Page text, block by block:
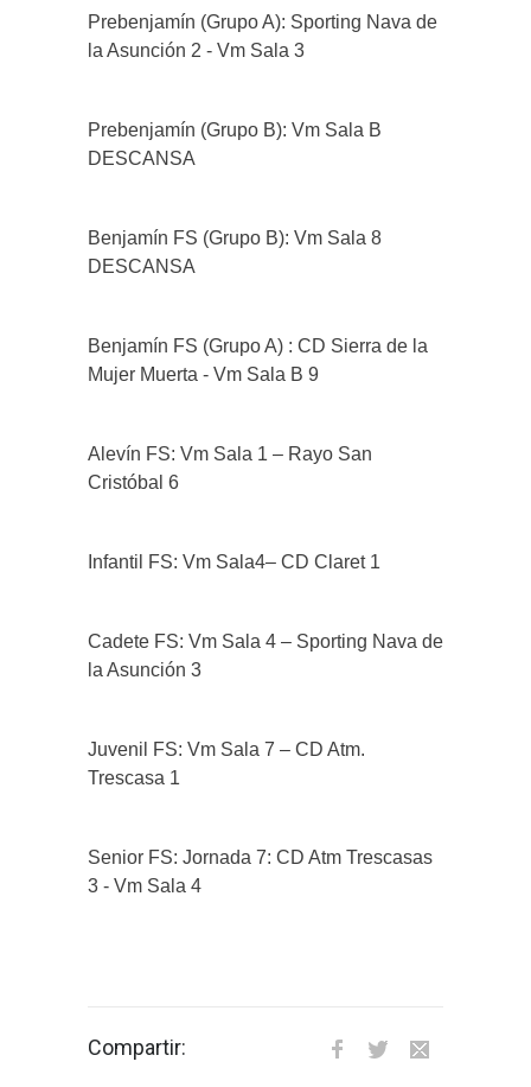
Prebenjamín (Grupo A): Sporting Nava de
la Asunción 2 - Vm Sala 3
Prebenjamín (Grupo B): Vm Sala B
DESCANSA
Benjamín FS (Grupo B): Vm Sala 8
DESCANSA
Benjamín FS (Grupo A) : CD Sierra de la
Mujer Muerta - Vm Sala B 9
Alevín FS: Vm Sala 1 – Rayo San
Cristóbal 6
Infantil FS: Vm Sala4– CD Claret 1
Cadete FS: Vm Sala 4 – Sporting Nava de
la Asunción 3
Juvenil FS: Vm Sala 7 – CD Atm.
Trescasa 1
Senior FS: Jornada 7: CD Atm Trescasas
3 - Vm Sala 4
Compartir: